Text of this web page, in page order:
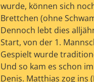
wurde, können sich
Brettchen (ohne
Dennoch lebt dies
Start, von der 1.
Gespielt wurde
Und so kam es schon
Denis. Matthias zog ins